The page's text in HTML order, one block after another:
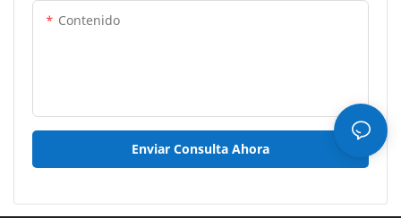
Contenido
Enviar Consulta Ahora